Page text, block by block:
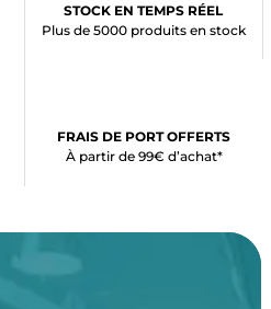
STOCK EN TEMPS RÉEL
Plus de 5000 produits en stock
FRAIS DE PORT OFFERTS
À partir de 99€ d’achat*